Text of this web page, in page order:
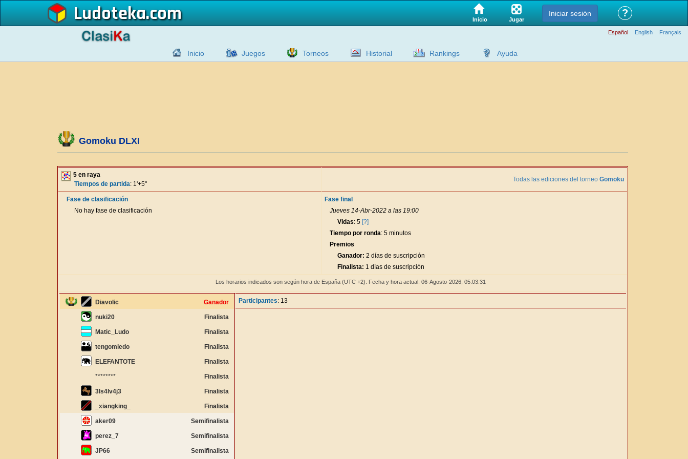
Ludoteka Inicio Jugar
Iniciar sesión ?
Español English Français
Inicio Juegos Torneos Historial Rankings Ayuda
Gomoku DLXI
5 en raya
Tiempos de partida: 1'+5"
Todas las ediciones del torneo Gomoku
Fase de clasificación
No hay fase de clasificación
Fase final
Jueves 14-Abr-2022 a las 19:00
Vidas: 5 [?]
Tiempo por ronda: 5 minutos
Premios
Ganador: 2 días de suscripción
Finalista: 1 días de suscripción
Los horarios indicados son según hora de España (UTC +2). Fecha y hora actual: 06-Agosto-2026, 05:03:31
Diavolic Ganador
nuki20 Finalista
Matic_Ludo Finalista
tengomiedo Finalista
ELEFANTOTE Finalista
******** Finalista
3ls4lv4j3 Finalista
_xiangking_ Finalista
aker09 Semifinalista
perez_7 Semifinalista
JP66 Semifinalista
Participantes: 13